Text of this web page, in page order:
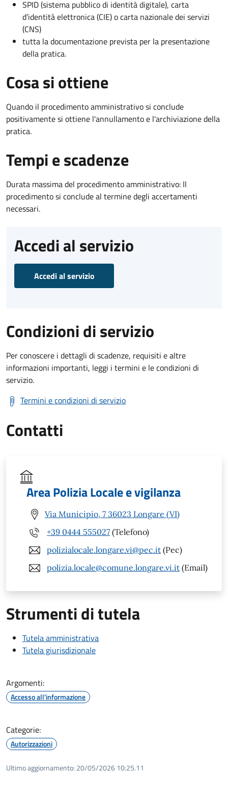
SPID (sistema pubblico di identità digitale), carta
d’identità elettronica (CIE) o carta nazionale dei servizi
(CNS)
tutta la documentazione prevista per la presentazione
della pratica.
Cosa si ottiene
Quando il procedimento amministrativo si conclude
positivamente si ottiene l'annullamento e l'archiviazione della
pratica.
Tempi e scadenze
Durata massima del procedimento amministrativo: Il
procedimento si conclude al termine degli accertamenti
necessari.
Accedi al servizio
Accedi al servizio
Condizioni di servizio
Per conoscere i dettagli di scadenze, requisiti e altre
informazioni importanti, leggi i termini e le condizioni di
servizio.
Termini e condizioni di servizio
Contatti
Area Polizia Locale e vigilanza
Via Municipio, 7 36023 Longare (VI)
+39 0444 555027 (Telefono)
polizialocale.longare.vi@pec.it (Pec)
polizia.locale@comune.longare.vi.it (Email)
Strumenti di tutela
Tutela amministrativa
Tutela giurisdizionale
Argomenti:
Accesso all'informazione
Categorie:
Autorizzazioni
Ultimo aggiornamento: 20/05/2026 10:25.11